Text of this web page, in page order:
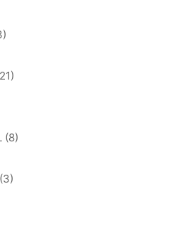
(8)
(3)